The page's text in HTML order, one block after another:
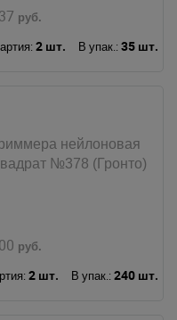
руб.
2 шт. В упак.: 35 шт.
нейлоновая
№378 (Гронто)
руб.
2 шт. В упак.: 240 шт.